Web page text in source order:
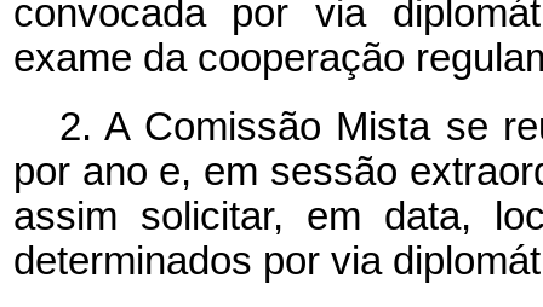
convocada por via
exame da cooperação
2. A Comissão Mista se
por ano e, em sessão
assim solicitar, em data,
determinados por via